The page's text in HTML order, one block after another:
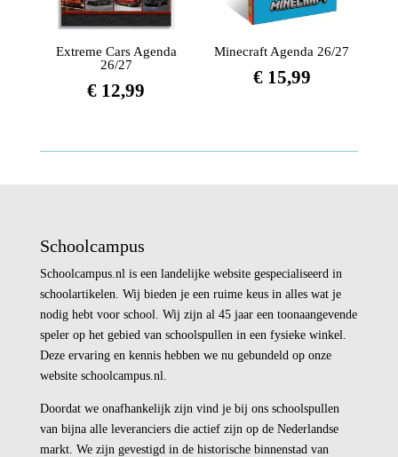
Extreme Cars Agenda
26/27
€ 12,99
Minecraft Agenda 26/27
€15,99
Schoolcampus
Schoolcampus.nl is een landelijke website gespecialiseerd in
schoolartikelen. Wij bieden je een ruime keus in alles wat je
nodig hebt voor school. Wij zijn al 45 jaar een toonaangevende
speler op het gebied van schoolspullen in een fysieke winkel.
Deze ervaring en kennis hebben we nu gebundeld op onze
website schoolcampus.nl.
Doordat we onafhankelijk zijn vind je bij ons schoolspullen
van bijna alle leveranciers die actief zijn op de Nederlandse
markt. We zijn gevestigd in de historische binnenstad van